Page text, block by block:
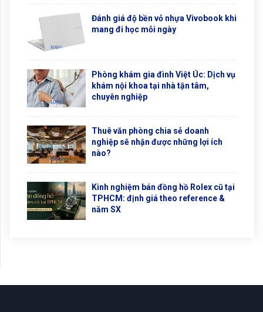
Đánh giá độ bền vỏ nhựa Vivobook khi
mang đi học mỗi ngày
Phòng khám gia đình Việt Úc: Dịch vụ
khám nội khoa tại nhà tận tâm,
chuyên nghiệp
Thuê văn phòng chia sẻ doanh
nghiệp sẽ nhận được những lợi ích
nào?
Kinh nghiệm bán đồng hồ Rolex cũ tại
TPHCM: định giá theo reference &
năm SX